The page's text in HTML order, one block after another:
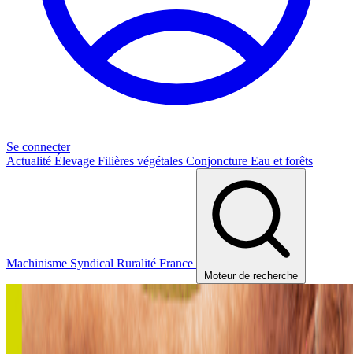
Se connecter
Actualité Élevage Filières végétales Conjoncture Eau et forêts
Machinisme Syndical Ruralité France
Moteur de recherche